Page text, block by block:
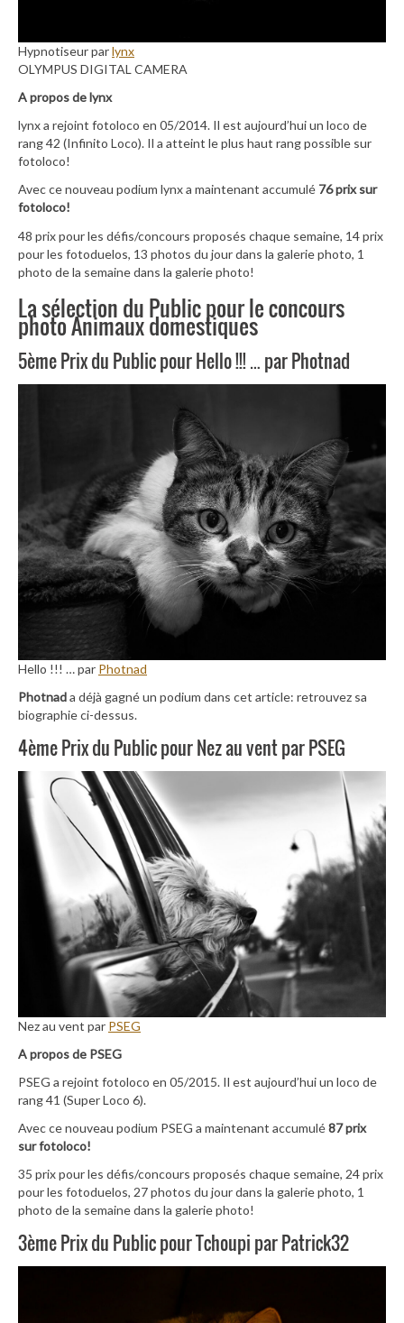
Hypnotiseur parlynx
OLYMPUS DIGITAL CAMERA
A propos de lynx
lynx a rejoint fotoloco en 05/2014. Il est aujourd’hui un loco de
rang 42 (Infinito Loco). Il a atteint le plus haut rang possible sur
fotoloco!
Avec ce nouveau podium lynx a maintenant accumulé 76 prix sur
fotoloco!
48 prix pour les défis/concours proposés chaque semaine, 14 prix
pour les fotoduelos, 13 photos du jour dans la galerie photo, 1
photo de la semaine dans la galerie photo!
La sélection du Public pour le concours
photo Animaux domestiques
5ème Prix du Public pour Hello !!! … par Photnad
Hello !!! … par Photnad
Photnada déjà gagné un podium dans cet article: retrouvez sa
biographie ci-dessus.
4ème Prix du Public pour Nez au vent par PSEG
Nez au vent par PSEG
A propos de PSEG
PSEG a rejoint fotoloco en 05/2015. Il est aujourd’hui un loco de
rang 41 (Super Loco 6).
Avec ce nouveau podium PSEG a maintenant accumulé87 prix
sur fotoloco!
35 prix pour les défis/concours proposés chaque semaine, 24 prix
pour les fotoduelos, 27 photos du jour dans la galerie photo, 1
photo de la semaine dans la galerie photo!
3ème Prix du Public pour Tchoupi par Patrick32